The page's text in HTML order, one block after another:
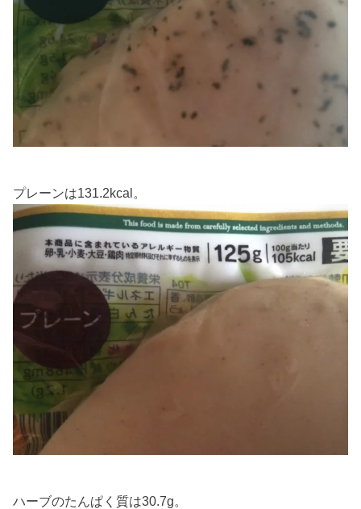
プレーンは131.2kcal。
ハーブのたんぱく質は30.7g。